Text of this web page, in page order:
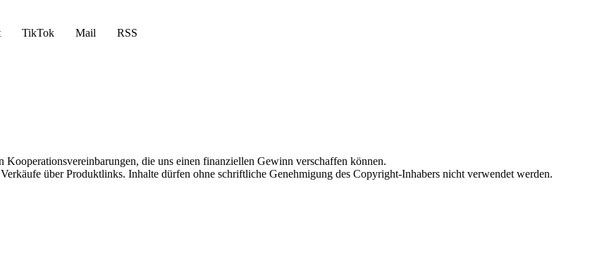
TikTok Mail
RSS
die uns einen finanziellen Gewinn verschaffen können.
über Produktlinks. Inhalte dürfen ohne schriftliche Genehmigung des Copyright-Inhabers nicht verwendet werden.